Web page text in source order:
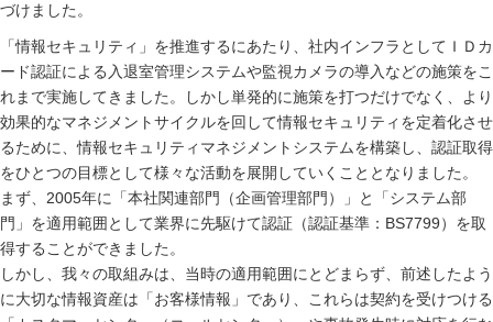
づけました。
「情報セキュリティ」を推進するにあたり、社内インフラとしてＩＤカ
ード認証による入退室管理システムや監視カメラの導入などの施策をこ
れまで実施してきました。しかし単発的に施策を打つだけでなく、より
効果的なマネジメントサイクルを回して情報セキュリティを定着化させ
るために、情報セキュリティマネジメントシステムを構築し、認証取得
をひとつの目標として様々な活動を展開していくこととなりました。
まず、2005年に「本社関連部門（企画管理部門）」と「システム部
門」を適用範囲として業界に先駆けて認証（認証基準：BS7799）を取
得することができました。
しかし、我々の取組みは、当時の適用範囲にとどまらず、前述したよう
に大切な情報資産は「お客様情報」であり、これらは契約を受けつける